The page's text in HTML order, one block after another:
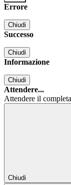
Errore
Chiudi
Successo
Chiudi
Informazione
Chiudi
Attendere...
Attendere il
Chiudi